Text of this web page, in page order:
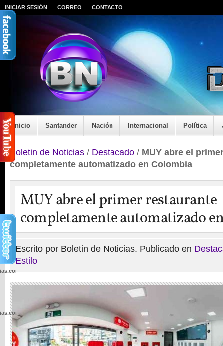
INICIAR SESIÓN CORREO CONTACTO
Inicio Santander Nación Internacional Política
Boletin de Noticias / Destacado / MUY abre el
completamente automatizado en Colombia
MUY abre el primer restaurante
completamente automatizado
Escrito por Boletin de Noticias. Publicado en
Estilo
wp-
wp-